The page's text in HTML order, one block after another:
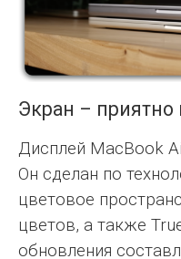
Экран – приятно
Дисплей MacBook
Он сделан по
цветовое
цветов, а также
обновления